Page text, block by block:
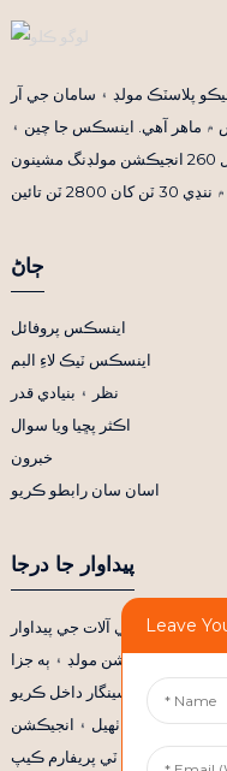
پلاسٽڪ مولڊ ۽ سامان جي آر
۾ ماهر آهي. اينسڪس جا چين ۽
ويٽنام ۾ چار پيداواري بنياد آهن. اسان وٽ ڪل 260 انجيڪشن مولڊنگ مشينون
ڄاڻ
اينسڪس پروفائل
اينسڪس ٽيڪ لاءِ البم
نظر ۽ بنيادي قدر
اڪثر پڇيا ويا سوال
خبرون
اسان سان رابطو ڪريو
پيداوار جا درجا
طبي آلات جي پيداوار
پريسيشن مولڊ ۽ ٻه جزا
حصن لاءِ مولڊ سينگار داخل ڪريو
۽ بجلي جو ٺهيل ۽ انجيڪشن
شيون ۽ پي اي ٽي پريفارم ڪيپ
Leave